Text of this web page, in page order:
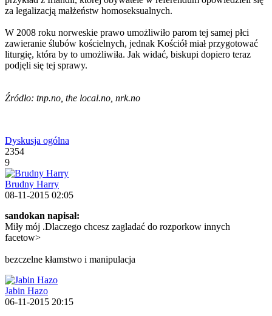
za legalizacją małżeństw homoseksualnych.
W 2008 roku norweskie prawo umożliwiło parom tej samej płci
zawieranie ślubów kościelnych, jednak Kościół miał przygotować
liturgię, która by to umożliwiła. Jak widać, biskupi dopiero teraz
podjęli się tej sprawy.
Źródło: tnp.no, the local.no, nrk.no
Dyskusja ogólna
2354
9
Brudny Harry
08-11-2015 02:05
sandokan napisał:
Miły mój .Dlaczego chcesz zagladać do rozporkow innych
facetow>
bezczelne kłamstwo i manipulacja
Jabin Hazo
06-11-2015 20:15